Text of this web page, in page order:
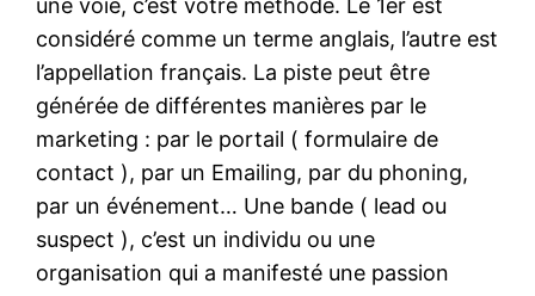
une voie, c’est votre méthode. Le 1er est
considéré comme un terme anglais, l’autre est
l’appellation français. La piste peut être
générée de différentes manières par le
marketing : par le portail ( formulaire de
contact ), par un Emailing, par du phoning,
par un événement… Une bande ( lead ou
suspect ), c’est un individu ou une
organisation qui a manifesté une passion